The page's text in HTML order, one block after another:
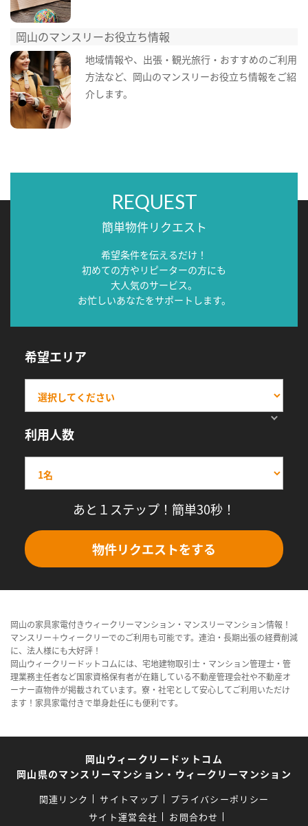
岡山のマンスリーお役立ち情報
地域情報や、出張・観光旅行・おすすめのご利用
方法など、岡山のマンスリーお役立ち情報をご紹
介します。
REQUEST
簡単物件リクエスト
希望条件を伝えるだけ！
初めての方やリピーターの方にも
大人気のサービス。
お忙しいあなたをサポートします。
希望エリア
利用人数
あと１ステップ！簡単30秒！
物件リクエストをする
岡山の家具家電付きウィークリーマンション・マンスリーマンション情報！
マンスリー＋ウィークリーでのご利用も可能です。連泊・長期出張の経費削減
に、法人様にも大好評！
岡山ウィークリードットコムには、宅地建物取引士・マンション管理士・管
理業務主任者など国家資格保有者が在籍している不動産管理会社や不動産オ
ーナー直物件が掲載されています。寮・社宅として安心してご利用いただけ
ます！家具家電付きで単身赴任にも便利です。
岡山ウィークリードットコム
岡山県のマンスリーマンション・ウィークリーマンション
関連リンク サイトマップ
プライバシーポリシー
サイト運営会社
お問合わせ